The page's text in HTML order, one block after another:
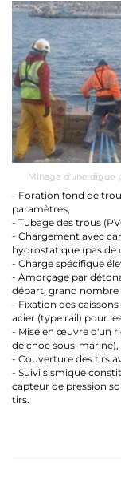
Minage d'une digue
- Foration fond de
paramètres,
- Tubage des trous
- Chargement avec
hydrostatique (pas de
- Charge spécifique
- Amorçage par
départ, grand nombre
- Fixation des
acier (type rail) pour
- Mise en œuvre d'un
de choc sous-marine),
- Couverture des tirs
- Suivi sismique
capteur de pression
tirs.